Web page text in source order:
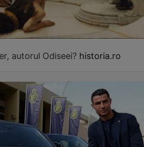
autorul Odiseei? historia.ro